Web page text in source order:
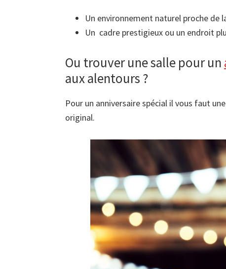
Un environnement naturel proche de
Un cadre prestigieux ou un endroit
Ou trouver une salle pour un
aux alentours ?
Pour un anniversaire spécial il vous faut
original.